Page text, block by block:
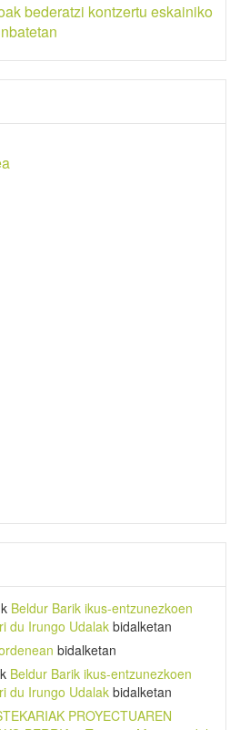
bederatzi kontzertu eskainiko
Beldur Barik ikus-entzunezkoen
du Irungo Udalak bidalketan
bidalketan
Beldur Barik ikus-entzunezkoen
du Irungo Udalak bidalketan
PROYECTUAREN